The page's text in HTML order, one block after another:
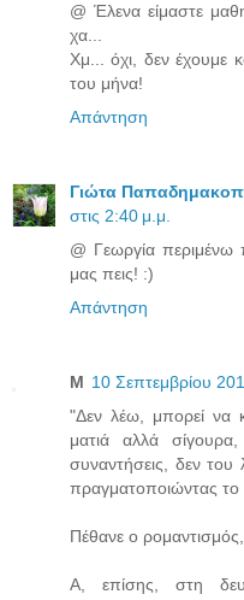
@ Έλενα είμαστε
χα...
Χμ... όχι, δεν έχουμε
του μήνα!
Απάντηση
Γιώτα
στις 2:40 μ.μ.
@ Γεωργία
μας πεις! :)
Απάντηση
Μ 10 Σεπτεμβρίου
"Δεν λέω, μπορεί να
ματιά αλλά
συναντήσεις, δεν
πραγματοποιώντας το
Πέθανε ο
A, επίσης, στη